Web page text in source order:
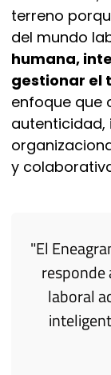
terreno
del mundo
humana,
gestionar el
enfoque que
autenticidad,
y
"El
responde
laboral